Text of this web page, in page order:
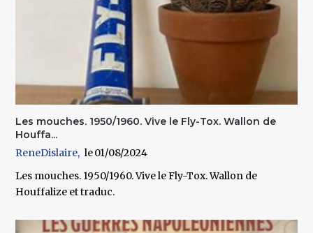
Les mouches. 1950/1960. Vive le Fly-Tox. Wallon de
Houffa...
ReneDislaire
01/08/2024
Les mouches. 1950/1960. Vive le Fly-Tox. Wallon de
Houffalize et traduc.